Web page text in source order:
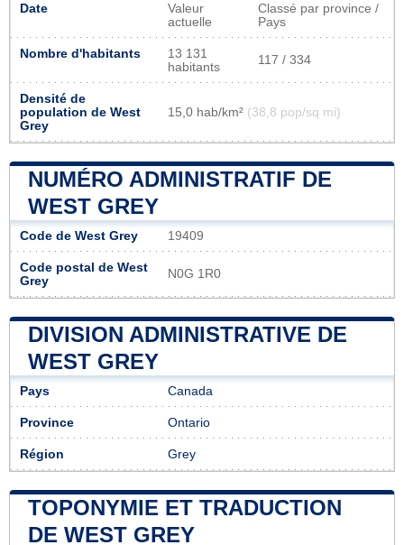
Date
Valeur
actuelle
Classé par province /
Pays
Nombre d'habitants
13 131
habitants
117 / 334
Densité de
population de West
Grey
15,0 hab/km² (38,8 pop/sq mi)
NUMÉRO ADMINISTRATIF DE
WEST GREY
Code de West Grey 19409
Code postal de West
Grey
N0G 1R0
DIVISION ADMINISTRATIVE DE
WEST GREY
Pays Canada
Province Ontario
Région Grey
TOPONYMIE ET TRADUCTION
DE WEST GREY